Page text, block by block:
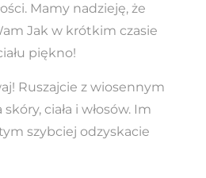
Mamy nadzieję, że
Jak w krótkim czasie
piękno!
Ruszajcie z wiosennym
ciała i włosów. Im
szybciej odzyskacie